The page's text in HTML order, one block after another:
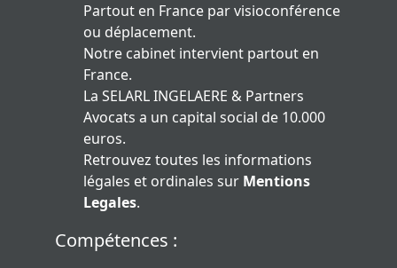
Partout en France par visioconférence
ou déplacement.
Notre cabinet intervient partout en
France.
La SELARL INGELAERE & Partners
Avocats a un capital social de 10.000
euros.
Retrouvez toutes les informations
légales et ordinales sur Mentions
Legales.
Compétences :